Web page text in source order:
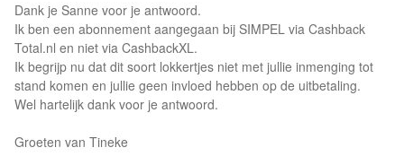
Dank je Sanne voor je antwoord.
Ik ben een abonnement aangegaan bij SIMPEL via Cashback
Total.nl en niet via CashbackXL.
Ik begrijp nu dat dit soort lokkertjes niet met jullie inmenging tot
stand komen en jullie geen invloed hebben op de uitbetaling.
Wel hartelijk dank voor je antwoord.
Groeten van Tineke